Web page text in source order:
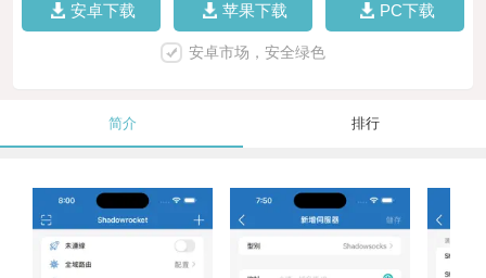
安卓下载 苹果下载 PC下载
安卓市场，安全绿色
简介 排行